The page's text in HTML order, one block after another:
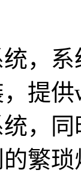
，
提
，
繁